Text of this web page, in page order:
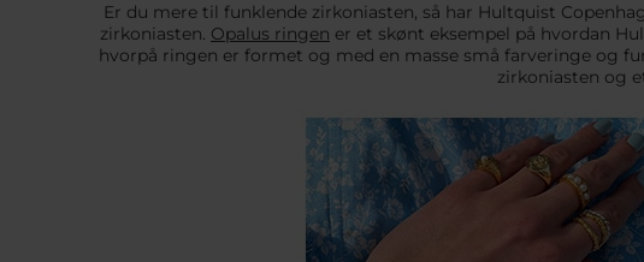
Er du mere til funklende zirkoniasten, så har Hultquist
zirkoniasten. Opalus ringen er et skønt eksempel på hvordan
hvorpå ringen er formet og med en masse små farveringe og
zirkoniasten og